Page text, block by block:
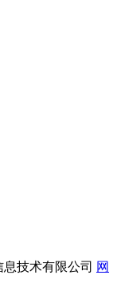
技术有限公司 网